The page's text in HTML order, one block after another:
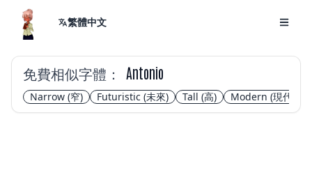
繁體中文
免費相似字體： Antonio
Narrow (窄) Futuristic (未來) Tall (高) Modern (現代)